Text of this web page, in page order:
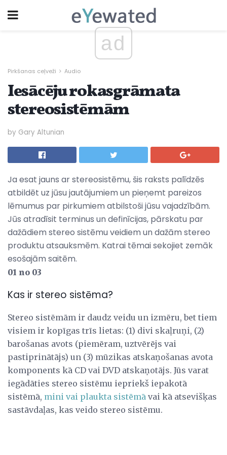
ad
Pirkšanas ceļveži Audio
Iesācēju rokasgrāmata
stereosistēmām
by Gary Altunian
Ja esat jauns ar stereosistēmu, šis raksts palīdzēs
atbildēt uz jūsu jautājumiem un pieņemt pareizos
lēmumus par pirkumiem atbilstoši jūsu vajadzībām.
Jūs atradīsit terminus un definīcijas, pārskatu par
dažādiem stereo sistēmu veidiem un dažām stereo
produktu atsauksmēm. Katrai tēmai sekojiet zemāk
esošajām saitēm.
01 no 03
Kas ir stereo sistēma?
Stereo sistēmām ir daudz veidu un izmēru, bet tiem
visiem ir kopīgas trīs lietas: (1) divi skaļruņi, (2)
barošanas avots (piemēram, uztvērējs vai
pastiprinātājs) un (3) mūzikas atskaņošanas avota
komponents kā CD vai DVD atskaņotājs. Jūs varat
iegādāties stereo sistēmu iepriekš iepakotā
sistēmā, mini vai plaukta sistēmā vai kā atsevišķas
sastāvdaļas, kas veido stereo sistēmu.